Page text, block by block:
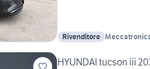
Rivenditore
HYUNDAI tucson iii